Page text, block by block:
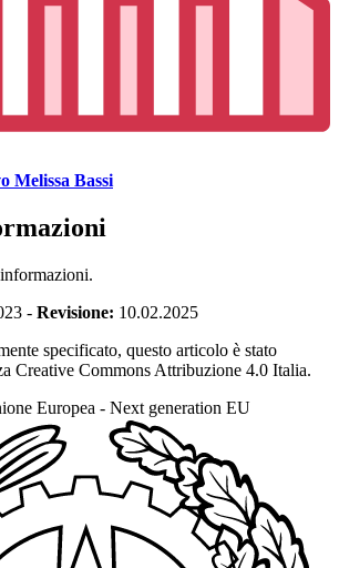
Melissa Bassi
- Revisione: 10.02.2025
specificato, questo articolo è stato
Creative Commons Attribuzione 4.0 Italia.